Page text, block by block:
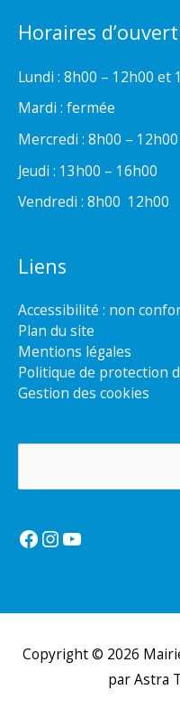
Horaires
Lundi : 8h00 – 12h00 et
Mardi : fermée
Mercredi : 8h00 – 12h00
Jeudi : 13h00 – 16h00
Vendredi : 8h00  12h00
Liens
Accessibilité : non
Plan du site
Mentions légales
Politique de protection
Gestion des cookies
Facebook
Instagram
YouTube
Copyright © 2026
parAstra